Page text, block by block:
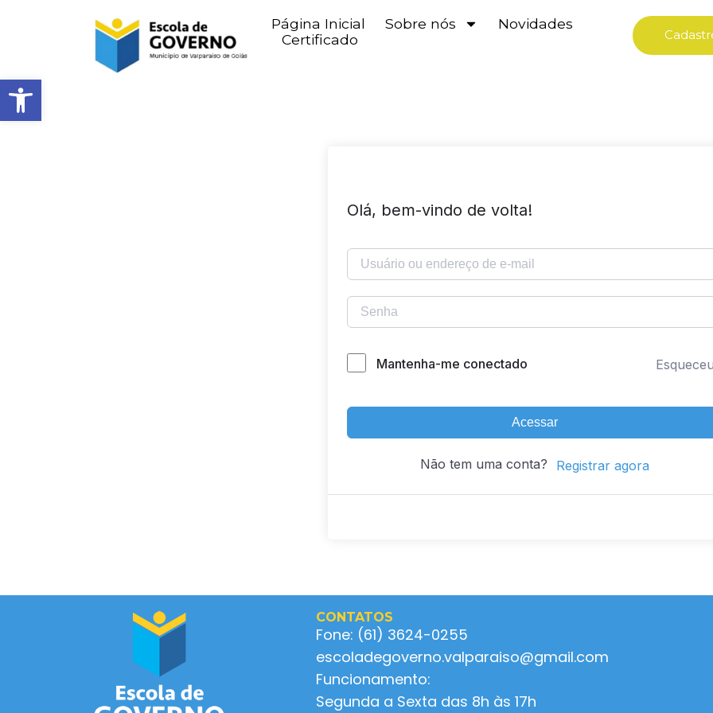
Abrir barra de ferramentas
Página Inicial Sobre nós
Novidades
Certificado
Olá, bem-vindo de volta!
Mantenha-me conectado
Acessar
Não tem uma conta? Registrar agora
CONTATOS
Fone: (61) 3624-0255
escoladegoverno.valparaiso@gmail.com
Funcionamento:
Segunda a Sexta das 8h às 17h